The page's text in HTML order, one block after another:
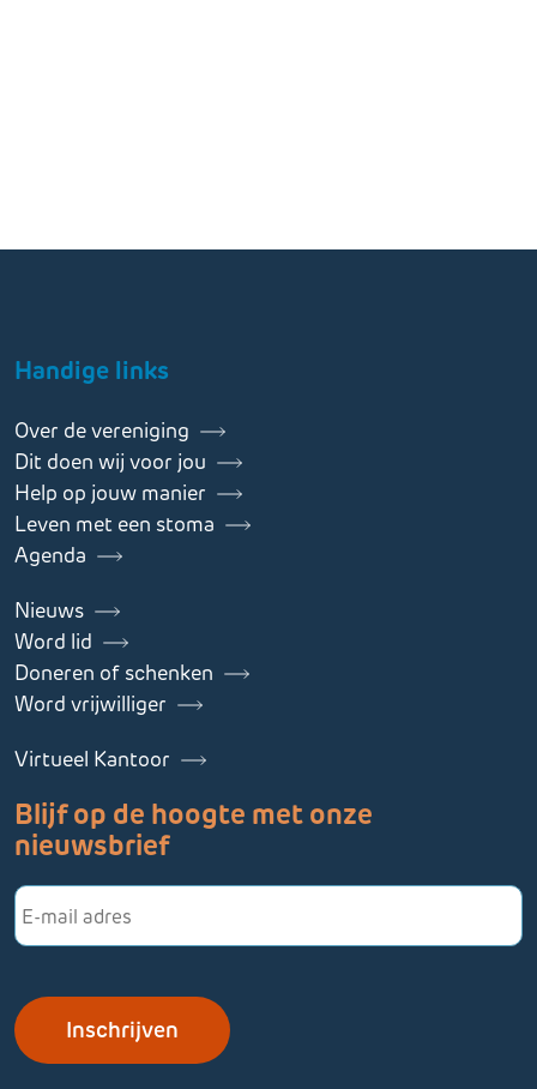
Handige links
Over de vereniging
Dit doen wij voor jou
Help op jouw manier
Leven met een stoma
Agenda
Nieuws
Word lid
Doneren of schenken
Word vrijwilliger
Virtueel Kantoor
Blijf op de hoogte met onze
nieuwsbrief
E-
mailadres